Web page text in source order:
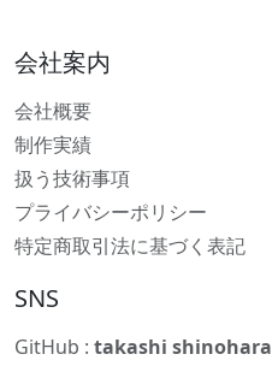
会社案内
会社概要
制作実績
扱う技術事項
プライバシーポリシー
特定商取引法に基づく表記
SNS
GitHub : takashi shinohara